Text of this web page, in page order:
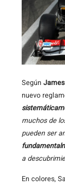
Según
nuevo
muchos de
pueden ser
a
En colores,